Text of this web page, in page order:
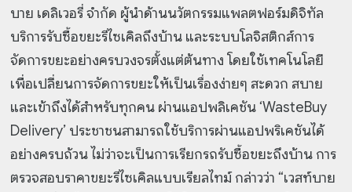
บาย เดลิเวอรี่ จำกัด ผู้นำด้านนวัตกรรมแพลตฟอร์มดิจิทัล
บริการรับซื้อขยะรีไซเคิลถึงบ้าน และระบบโลจิสติกส์การ
จัดการขยะอย่างครบวงจรตั้งแต่ต้นทาง โดยใช้เทคโนโลยี
เพื่อเปลี่ยนการจัดการขยะให้เป็นเรื่องง่ายๆ สะดวก สบาย
และเข้าถึงได้สำหรับทุกคน ผ่านแอปพลิเคชัน ‘WasteBuy
Delivery’ ประชาชนสามารถใช้บริการผ่านแอปพริเคชันได้
อย่างครบถ้วน ไม่ว่าจะเป็นการเรียกรถรับซื้อขยะถึงบ้าน การ
ตรวจสอบราคาขยะรีไซเคิลแบบเรียลไทม์ กล่าวว่า “เวสท์บาย